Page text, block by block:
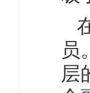
员
层